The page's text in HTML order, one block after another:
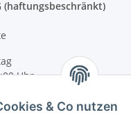
(haftungsbeschränkt)
Uhr
& Co nutzen